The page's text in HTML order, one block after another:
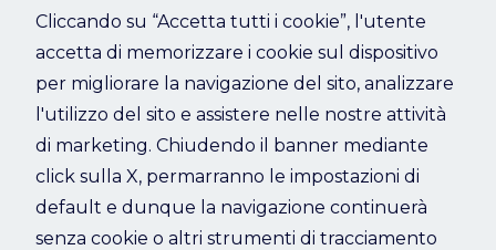
Refresh
Cliccando su “Accetta tutti i cookie”, l'utente
accetta di memorizzare i cookie sul dispositivo
per migliorare la navigazione del sito, analizzare
l'utilizzo del sito e assistere nelle nostre attività
di marketing. Chiudendo il banner mediante
click sulla X, permarranno le impostazioni di
default e dunque la navigazione continuerà
senza cookie o altri strumenti di tracciamento